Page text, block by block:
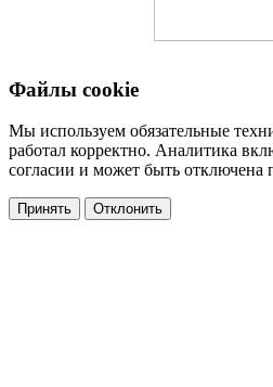
Файлы cookie
Мы используем обязательные
работал корректно. Аналитика
согласии и может быть
Принять Отклонить